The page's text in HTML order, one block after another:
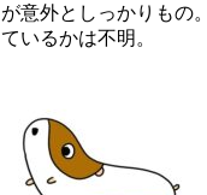
意外としっかりもの。
いるかは不明。